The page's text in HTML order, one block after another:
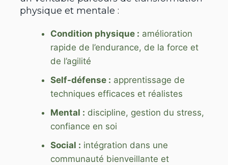
physique et mentale :
Condition physique : amélioration
rapide de l’endurance, de la force et
de l’agilité
Self-défense : apprentissage de
techniques efficaces et réalistes
Mental : discipline, gestion du stress,
confiance en soi
Social : intégration dans une
communauté bienveillante et